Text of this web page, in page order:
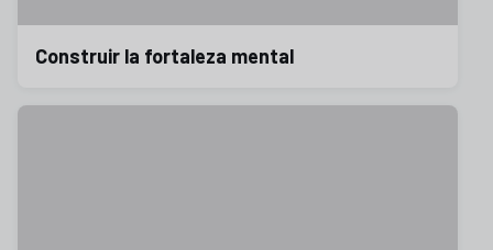
Construir la fortaleza mental